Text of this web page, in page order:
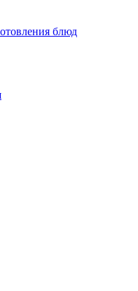
блюд